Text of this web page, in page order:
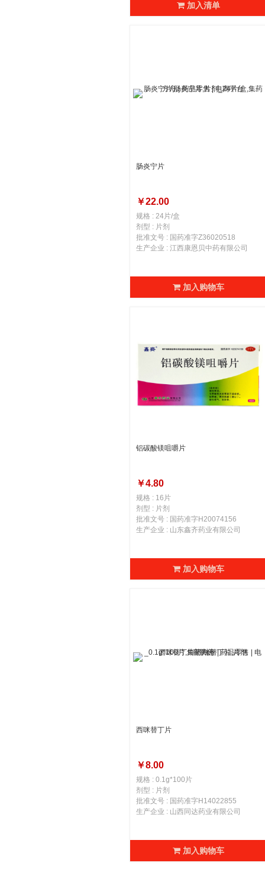
加入清单
肠炎宁片
￥22.00
规格 : 24片/盒
剂型 : 片剂
批准文号 : 国药准字Z36020518
生产企业 : 江西康恩贝中药有限公司
加入购物车
铝碳酸镁咀嚼片
￥4.80
规格 : 16片
剂型 : 片剂
批准文号 : 国药准字H20074156
生产企业 : 山东鑫齐药业有限公司
加入购物车
西咪替丁片
￥8.00
规格 : 0.1g*100片
剂型 : 片剂
批准文号 : 国药准字H14022855
生产企业 : 山西同达药业有限公司
加入购物车